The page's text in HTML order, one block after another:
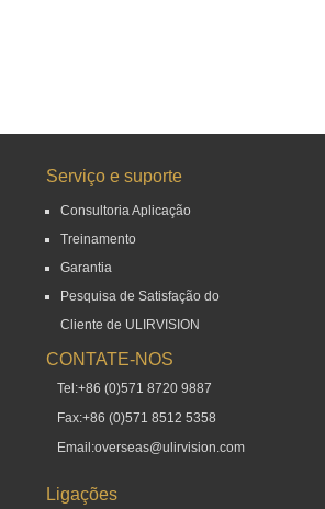
Serviço e suporte
Consultoria Aplicação
Treinamento
Garantia
Pesquisa de Satisfação do
Cliente de ULIRVISION
CONTATE-NOS
Tel:+86 (0)571 8720 9887
Fax:+86 (0)571 8512 5358
Email:overseas@ulirvision.com
Ligações